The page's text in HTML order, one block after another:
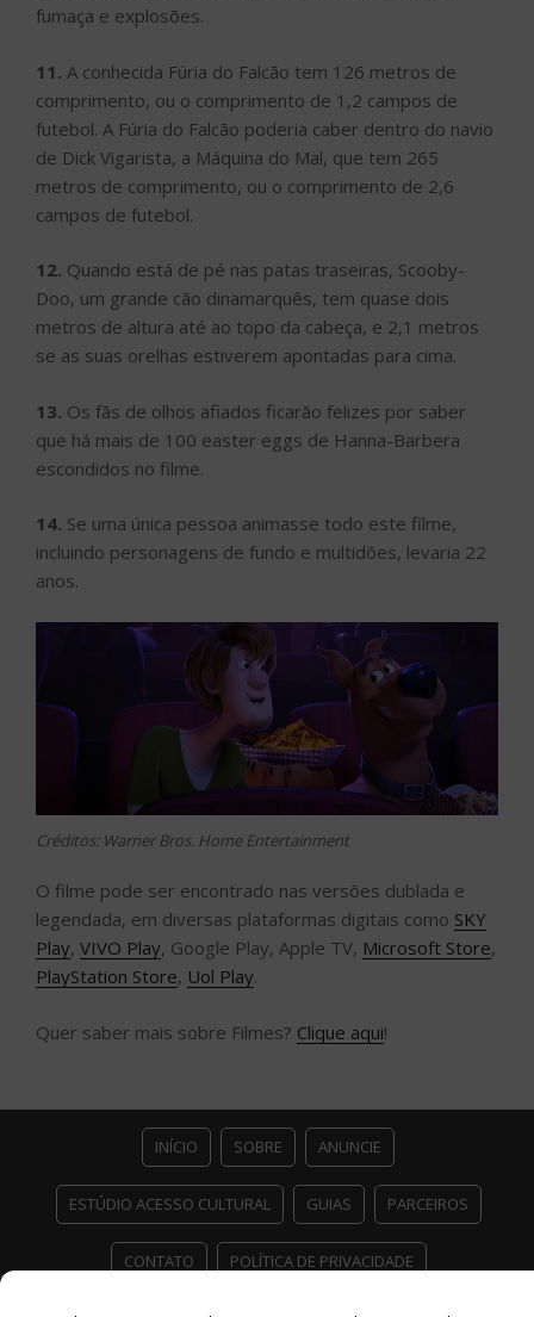
fumaça e explosões.
11. A conhecida Fúria do Falcão tem 126 metros de
comprimento, ou o comprimento de 1,2 campos de
futebol. A Fúria do Falcão poderia caber dentro do navio
de Dick Vigarista, a Máquina do Mal, que tem 265
metros de comprimento, ou o comprimento de 2,6
campos de futebol.
12. Quando está de pé nas patas traseiras, Scooby-
Doo, um grande cão dinamarquês, tem quase dois
metros de altura até ao topo da cabeça, e 2,1 metros
se as suas orelhas estiverem apontadas para cima.
13. Os fãs de olhos afiados ficarão felizes por saber
que há mais de 100 easter eggs de Hanna-Barbera
escondidos no filme.
14. Se uma única pessoa animasse todo este filme,
incluindo personagens de fundo e multidões, levaria 22
anos.
Créditos: Warner Bros. Home Entertainment
O filme pode ser encontrado nas versões dublada e
legendada, em diversas plataformas digitais como SKY
Play, VIVO Play, Google Play, Apple TV, Microsoft Store,
PlayStation Store, Uol Play.
Quer saber mais sobre Filmes? Clique aqui!
INÍCIO SOBRE ANUNCIE
ESTÚDIO ACESSO CULTURAL GUIAS PARCEIROS
CONTATO POLÍTICA DE PRIVACIDADE